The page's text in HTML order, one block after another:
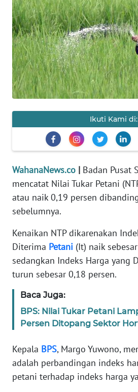
Ikuti Kami di:
WahanaNews.co | Badan Pusat
mencatat Nilai Tukar Petani
atau naik 0,19 persen
sebelumnya.
Kenaikan NTP dikarenakan
Diterima Petani (It) naik
sedangkan Indeks Harga yang
turun sebesar 0,18 persen.
Baca Juga:
BPS: Nilai Tukar Petani
Persen Ditopang Sektor
Kepala BPS, Margo Yuwono,
adalah perbandingan indeks
petani terhadap indeks harga
SAINS-TEKNO
KESEHATAN
INTERNASIONAL
SERBA-SERBI
OLAHRAGA
EDITORIAL
Informasi
BERITA
KONTAK
TENTANG
KAMI